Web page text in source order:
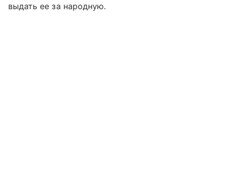
выдать ее за народную.